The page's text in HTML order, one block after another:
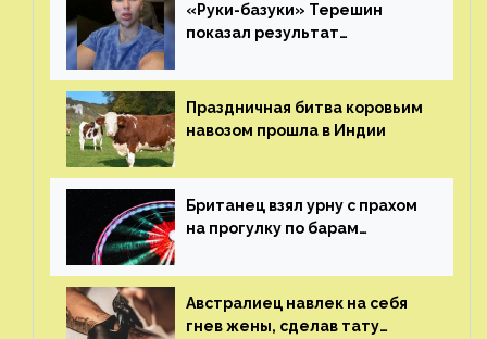
«Руки-базуки» Терешин
показал результат
Праздничная битва коровьим
навозом прошла в Индии
Британец взял урну с прахом
на прогулку по барам
Австралиец навлек на себя
гнев жены, сделав тату